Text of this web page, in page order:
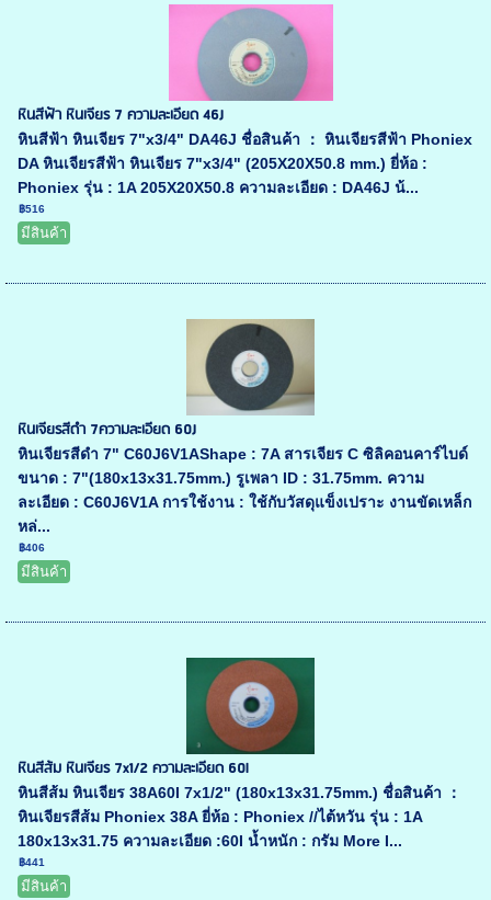
หินสีฟ้า หินเจียร 7 ความละเอียด 46J
หินสีฟ้า หินเจียร 7"x3/4" DA46J ชื่อสินค้า ： หินเจียรสีฟ้า Phoniex
DA หินเจียรสีฟ้า หินเจียร 7"x3/4" (205X20X50.8 mm.) ยี่ห้อ :
Phoniex รุ่น : 1A 205X20X50.8 ความละเอียด : DA46J น้...
฿516
มีสินค้า
หินเจียรสีดำ 7ความละเอียด 60J
หินเจียรสีดำ 7" C60J6V1AShape : 7A สารเจียร C ซิลิคอนคาร์ไบด์
ขนาด : 7"(180x13x31.75mm.) รูเพลา ID : 31.75mm. ความ
ละเอียด : C60J6V1A การใช้งาน : ใช้กับวัสดุแข็งเปราะ งานขัดเหล็ก
หล่...
฿406
มีสินค้า
หินสีส้ม หินเจียร 7x1/2 ความละเอียด 60l
หินสีส้ม หินเจียร 38A60I 7x1/2" (180x13x31.75mm.) ชื่อสินค้า ：
หินเจียรสีส้ม Phoniex 38A ยี่ห้อ : Phoniex //ไต้หวัน รุ่น : 1A
180x13x31.75 ความละเอียด :60I น้ำหนัก : กรัม More I...
฿441
มีสินค้า